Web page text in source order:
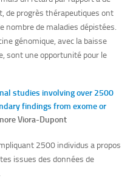
de progrès thérapeutiques ont
nombre de maladies dépistées.
génomique, avec la baisse
sont une opportunité pour le
studies involving over 2500
findings from exome or
Viora-Dupont
2500 individus a propos
issues des données de